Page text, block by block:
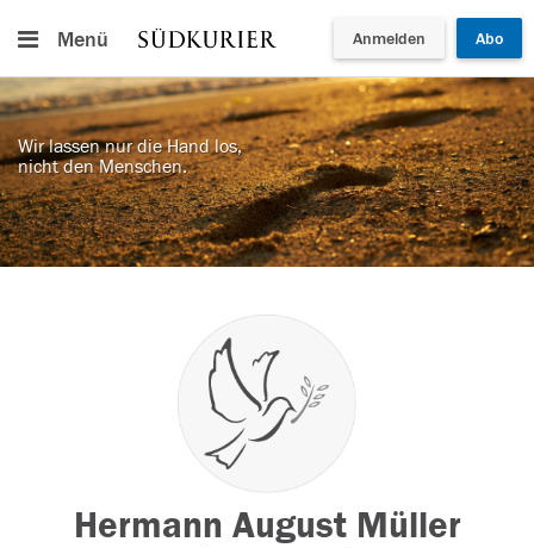
Menü Anmelden Abo
Wir lassen nur die Hand los,
nicht den Menschen.
Hermann August Müller